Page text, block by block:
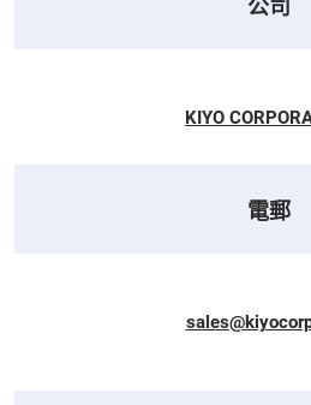
公司
KIYO
電郵